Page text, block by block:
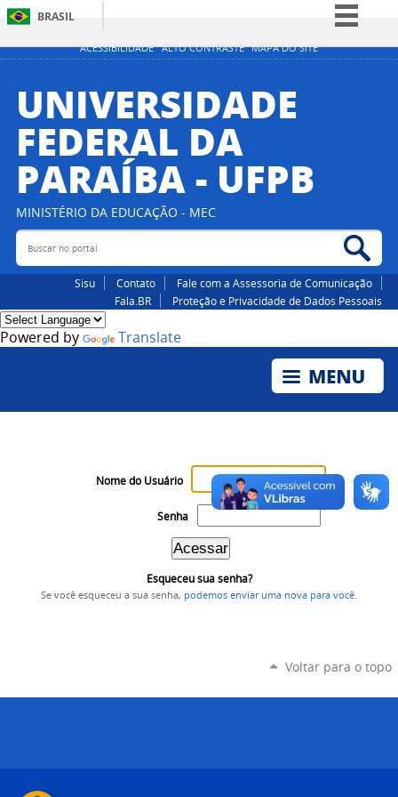
ACESSIBILIDADE ALTO CONTRASTE MAPA DO SITE
BRASIL
Simplifique!
Participe
Acesso à informação
Canais
UNIVERSIDADE
FEDERAL DA
PARAÍBA - UFPB
MINISTÉRIO DA EDUCAÇÃO - MEC
Buscar no portal
Sisu Contato
Fale com a Assessoria de Comunicação
Fala.BR
Proteção e Privacidade de Dados Pessoais
Powered by Translate
Nome do Usuário
Senha
Esqueceu sua senha?
Se você esqueceu a sua senha, podemos enviar uma nova para você
Voltar para o topo